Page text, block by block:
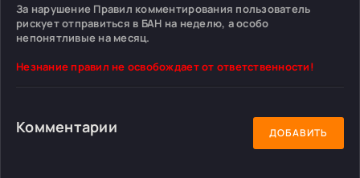
За нарушение Правил комментирования пользователь
рискует отправиться в БАН на неделю, а особо
непонятливые на месяц.
Незнание правил не освобождает от ответственности!
Комментарии ДОБАВИТЬ